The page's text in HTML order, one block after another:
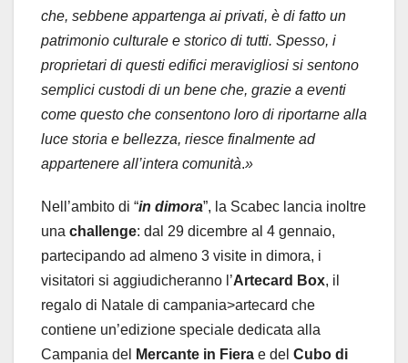
che, sebbene appartenga ai privati, è di fatto un
patrimonio culturale e storico di tutti. Spesso, i
proprietari di questi edifici meravigliosi si sentono
semplici custodi di un bene che, grazie a eventi
come questo che consentono loro di riportarne alla
luce storia e bellezza, riesce finalmente ad
appartenere all’intera comunità.»
Nell’ambito di “in dimora”, la Scabec lancia inoltre
una challenge: dal 29 dicembre al 4 gennaio,
partecipando ad almeno 3 visite in dimora, i
visitatori si aggiudicheranno l’Artecard Box, il
regalo di Natale di campania>artecard che
contiene un’edizione speciale dedicata alla
Campania del
Mercante in Fiera e del Cubo di